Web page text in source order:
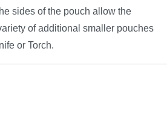
sides of the pouch allow the
of additional smaller pouches
or Torch.